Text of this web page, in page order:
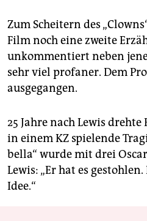
Zum Scheitern des
Film noch eine zweite
unkommentiert neben
sehr viel profaner. Dem
ausgegangen.
25 Jahre nach Lewis
in einem KZ spielende
bella“ wurde mit drei
Lewis: „Er hat es
Idee.“